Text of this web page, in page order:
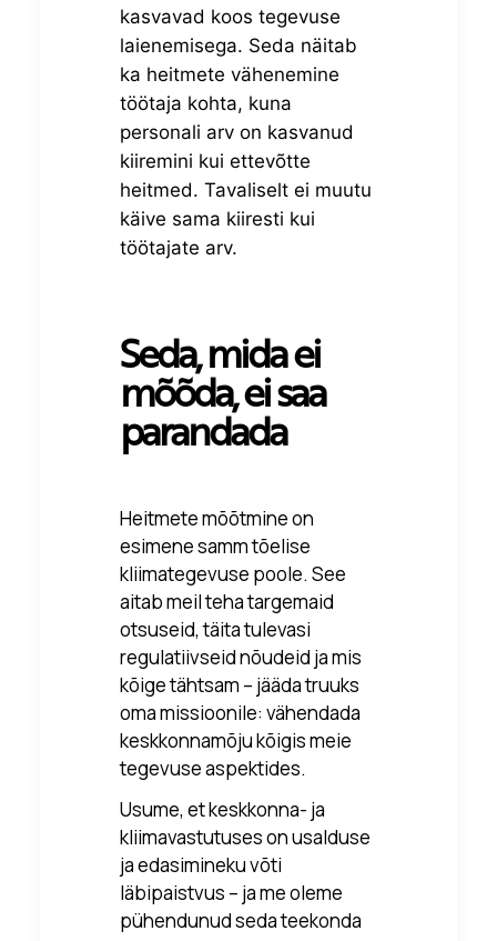
kasvavad koos tegevuse
laienemisega. Seda näitab
ka heitmete vähenemine
töötaja kohta, kuna
personali arv on kasvanud
kiiremini kui ettevõtte
heitmed. Tavaliselt ei muutu
käive sama kiiresti kui
töötajate arv.
Seda, mida ei
mõõda, ei saa
parandada
Heitmete mõõtmine on
esimene samm tõelise
kliimategevuse poole. See
aitab meil teha targemaid
otsuseid, täita tulevasi
regulatiivseid nõudeid ja mis
kõige tähtsam – jääda truuks
oma missioonile: vähendada
keskkonnamõju kõigis meie
tegevuse aspektides.
Usume, et keskkonna- ja
kliimavastutuses onusalduse
ja edasimineku võti
läbipaistvus – ja me oleme
pühendunud seda teekonda